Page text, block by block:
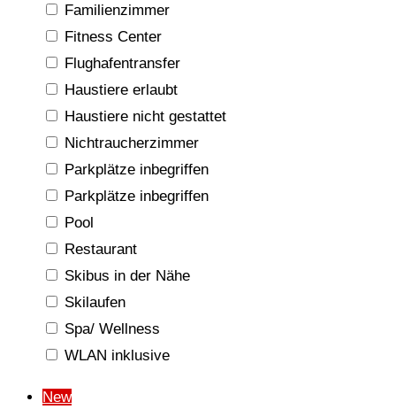
Familienzimmer
Fitness Center
Flughafentransfer
Haustiere erlaubt
Haustiere nicht gestattet
Nichtraucherzimmer
Parkplätze inbegriffen
Parkplätze inbegriffen
Pool
Restaurant
Skibus in der Nähe
Skilaufen
Spa/ Wellness
WLAN inklusive
New